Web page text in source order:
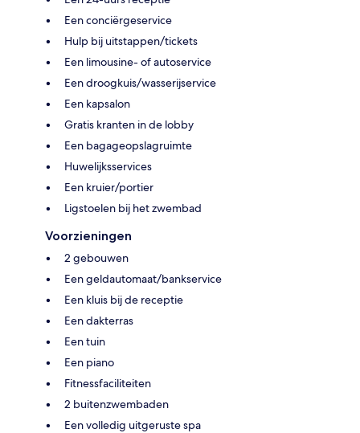
Een conciërgeservice
Hulp bij uitstappen/tickets
Een limousine- of autoservice
Een droogkuis/wasserijservice
Een kapsalon
Gratis kranten in de lobby
Een bagageopslagruimte
Huwelijksservices
Een kruier/portier
Ligstoelen bij het zwembad
Voorzieningen
2 gebouwen
Een geldautomaat/bankservice
Een kluis bij de receptie
Een dakterras
Een tuin
Een piano
Fitnessfaciliteiten
2 buitenzwembaden
Een volledig uitgeruste spa